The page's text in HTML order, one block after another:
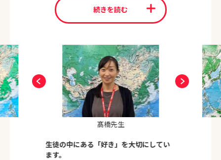
私たちチャイルド・アイズ金沢文庫校のインストラクター
は、お子さまの心を育て、色々なことに興味や関心を拡げて
また、毎回の授業でお子さまが頑張ったことや、お友達に
優しくできたことなどを認めて褒めて拍手をしてあげること
でお子さまの意欲を高めています。
いつも元気なお子さまの声が聞こえるあたたかな雰囲気の教
室へ是非一度おこしください。
続きを読む
髙橋先生
生徒の中にある「好き」を大切にしてい
ます。